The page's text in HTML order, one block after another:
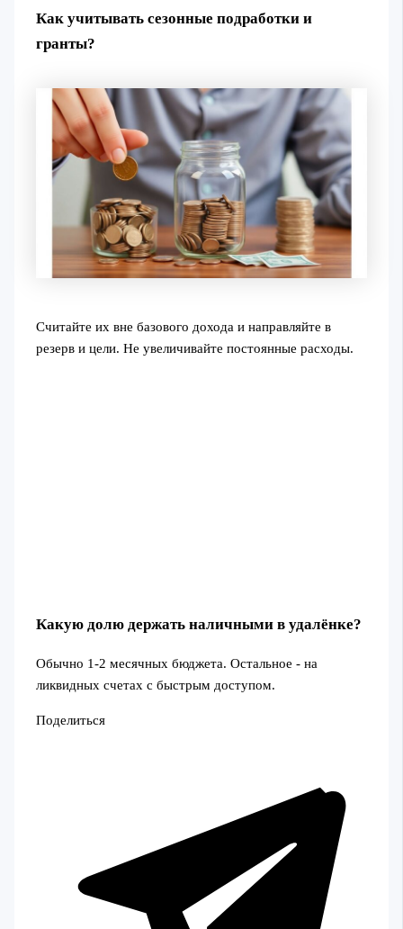
Как учитывать сезонные подработки и
гранты?
Считайте их вне базового дохода и направляйте в
резерв и цели. Не увеличивайте постоянные расходы.
Какую долю держать наличными в удалёнке?
Обычно 1-2 месячных бюджета. Остальное - на
ликвидных счетах с быстрым доступом.
Поделиться